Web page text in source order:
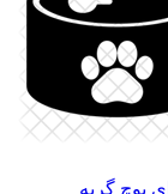
پوچ گربه